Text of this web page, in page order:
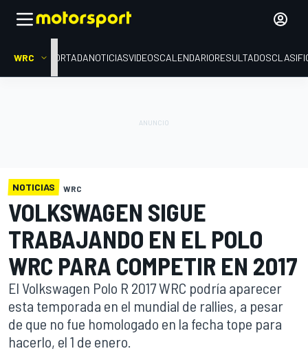
WRC PORTADANOTICIASVIDEOSCALENDARIORESULTADOS
NOTICIAS WRC
VOLKSWAGEN SIGUE
TRABAJANDO EN EL POLO
WRC PARA COMPETIR EN 2017
El Volkswagen Polo R 2017 WRC podría aparecer
esta temporada en el mundial de rallies, a pesar
de que no fue homologado en la fecha tope para
hacerlo, el 1 de enero.